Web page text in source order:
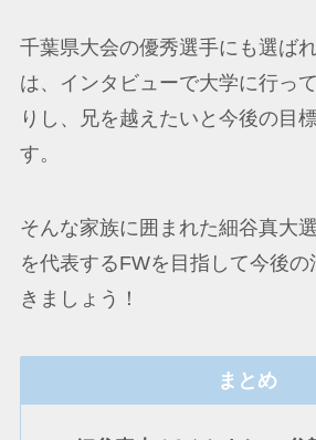
千葉県大会の優秀選手にも選ば
は、インタビューで大学に行っ
りし、兄を越えたいと今後の目
す。
そんな家族に囲まれた細谷真大
を代表するFWを目指して今後
きましょう！
まとめ